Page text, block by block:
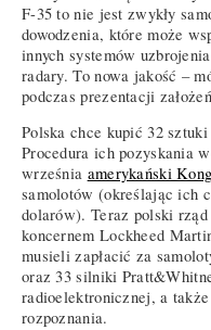
F-35 to nie jest zwykły
dowodzenia, które może
innych systemów
radary. To nowa jakość –
podczas prezentacji
Polska chce kupić 32
Procedura ich pozyskania
września amerykański
samolotów (określając ich
dolarów). Teraz polski
koncernem Lockheed
musieli zapłacić za
oraz 33 silniki
radioelektronicznej, a
rozpoznania.